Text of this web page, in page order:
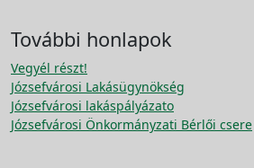
További honlapok
Vegyél részt!
Józsefvárosi Lakásügynökség
Józsefvárosi lakáspályázato
Józsefvárosi Önkormányzati Bérlői csere